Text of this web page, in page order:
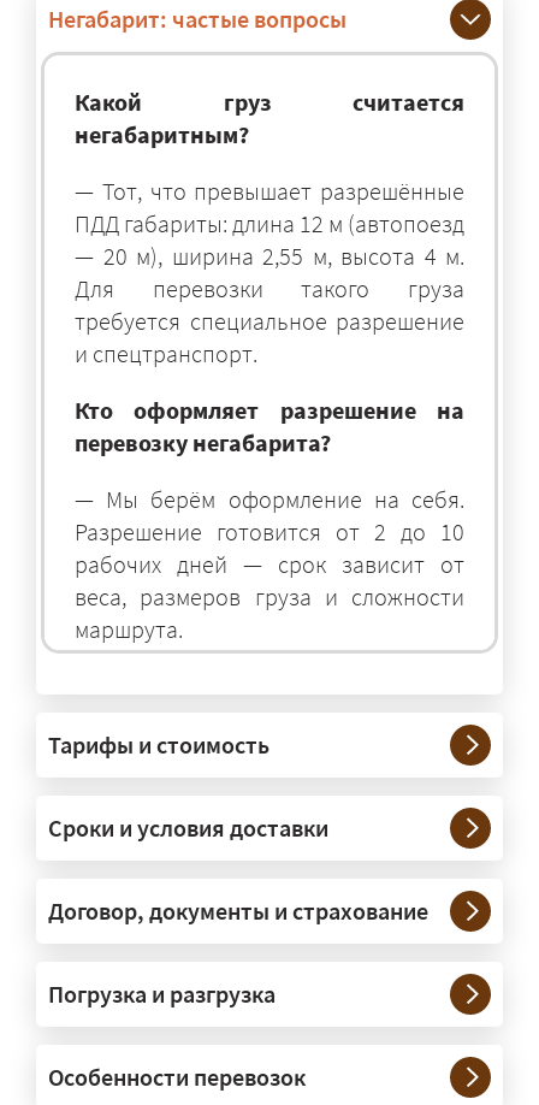
Негабарит: частые вопросы
Какой груз считается
негабаритным?
— Тот, что превышает разрешённые
ПДД габариты: длина 12 м (автопоезд
— 20 м), ширина 2,55 м, высота 4 м.
Для перевозки такого груза
требуется специальное разрешение
и спецтранспорт.
Кто оформляет разрешение на
перевозку негабарита?
— Мы берём оформление на себя.
Разрешение готовится от 2 до 10
рабочих дней — срок зависит от
веса, размеров груза и сложности
маршрута.
— На тралах и низкорамниках —
платформах, рассчитанных на
крупногабаритную технику и
конструкции. Транспорт подбираем
под конкретные размеры и вес груза.
сопровождение?
организуем. Потребность в машинах
Тарифы и стоимость
Сроки и условия доставки
Договор, документы и страхование
Погрузка и разгрузка
Особенности перевозок